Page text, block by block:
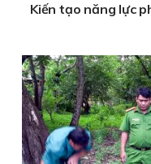
Kiến tạo năng lực